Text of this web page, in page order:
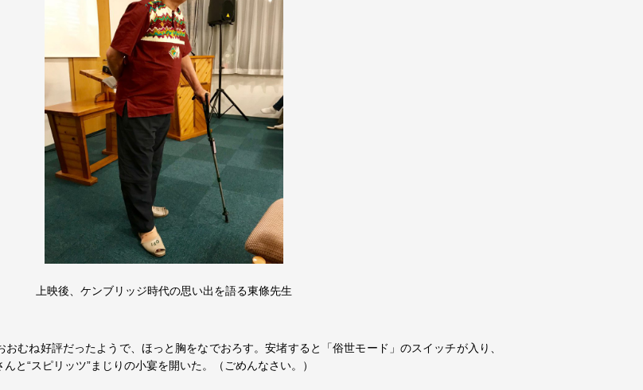
上映後、ケンブリッジ時代の思い出を語る東條先生
むね好評だったようで、ほっと胸をなでおろす。安堵すると「俗世モード」のスイッチが入り、
と“スピリッツ”まじりの小宴を開いた。（ごめんなさい。）